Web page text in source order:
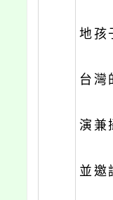
地孩
台灣
演兼
並邀